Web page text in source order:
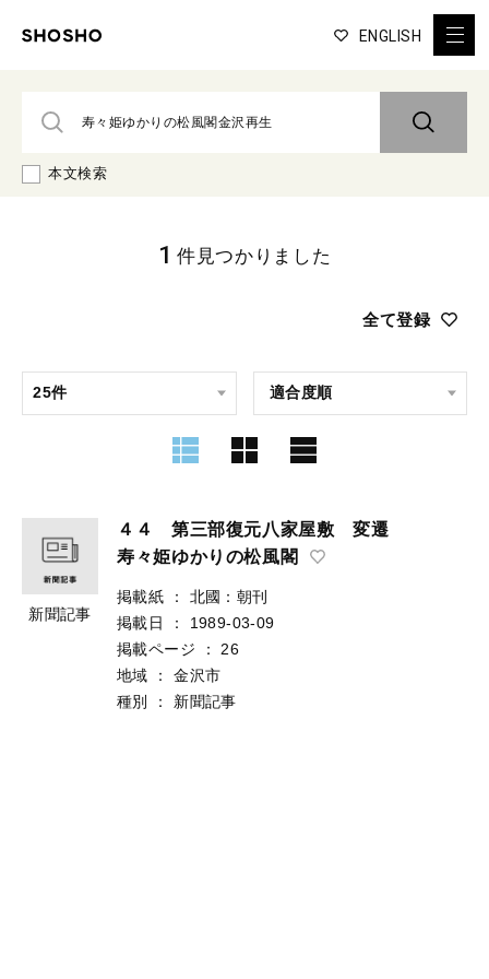
ENGLISH
本文検索
全て登録
1 件見つかりました
新聞記事
４４ 第三部復元八家屋敷 変遷
寿々姫ゆかりの松風閣
掲載紙 ：
北國：朝刊
掲載日
：
1989-03-09
掲載ページ
：
26
地域
：
金沢市
種別
： 新聞記事